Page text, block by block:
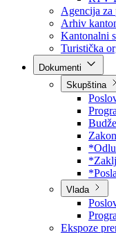
Javna
BPK
RTV
Agencija za
Arhiv
Kantonalni
Turistička
Skupština
Vlada